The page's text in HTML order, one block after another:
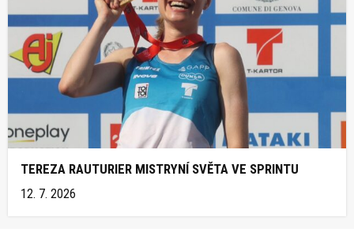
TEREZA RAUTURIER MISTRYNÍ SVĚTA VE SPRINTU
12. 7. 2026